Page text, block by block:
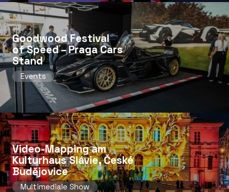
Goodwood Festival
of Speed ​​– Praga Cars
Stand
Events
Video-Mapping am
Kulturhaus Slávie, České
Budějovice
Multimediale Show